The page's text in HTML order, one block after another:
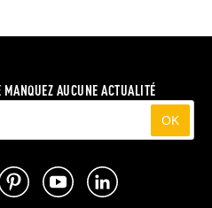
MANQUEZ AUCUNE ACTUALITÉ
OK